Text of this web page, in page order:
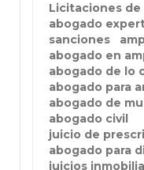
Licitaciones de
abogado
sanciones
abogado en
abogado de lo
abogado para
abogado de
abogado civil
juicio de
abogado para
juicios